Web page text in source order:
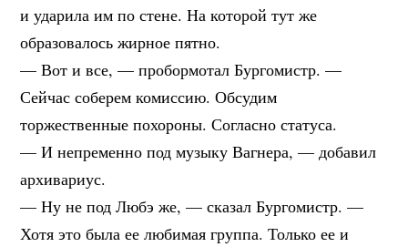
и ударила им по стене. На которой тут же
образовалось жирное пятно.
— Вот и все, — пробормотал Бургомистр. —
Сейчас соберем комиссию. Обсудим
торжественные похороны. Согласно статуса.
— И непременно под музыку Вагнера, — добавил
архивариус.
— Ну не под Любэ же, — сказал Бургомистр. —
Хотя это была ее любимая группа. Только ее и